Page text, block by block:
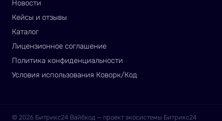
Новости
Кейсы и отзывы
Каталог
Лицензионное соглашение
Политика конфиденциальности
Условия использования Коворк/Код
© 2026 Битрикс24 Вайбкод — проект экосистемы Битрикс24